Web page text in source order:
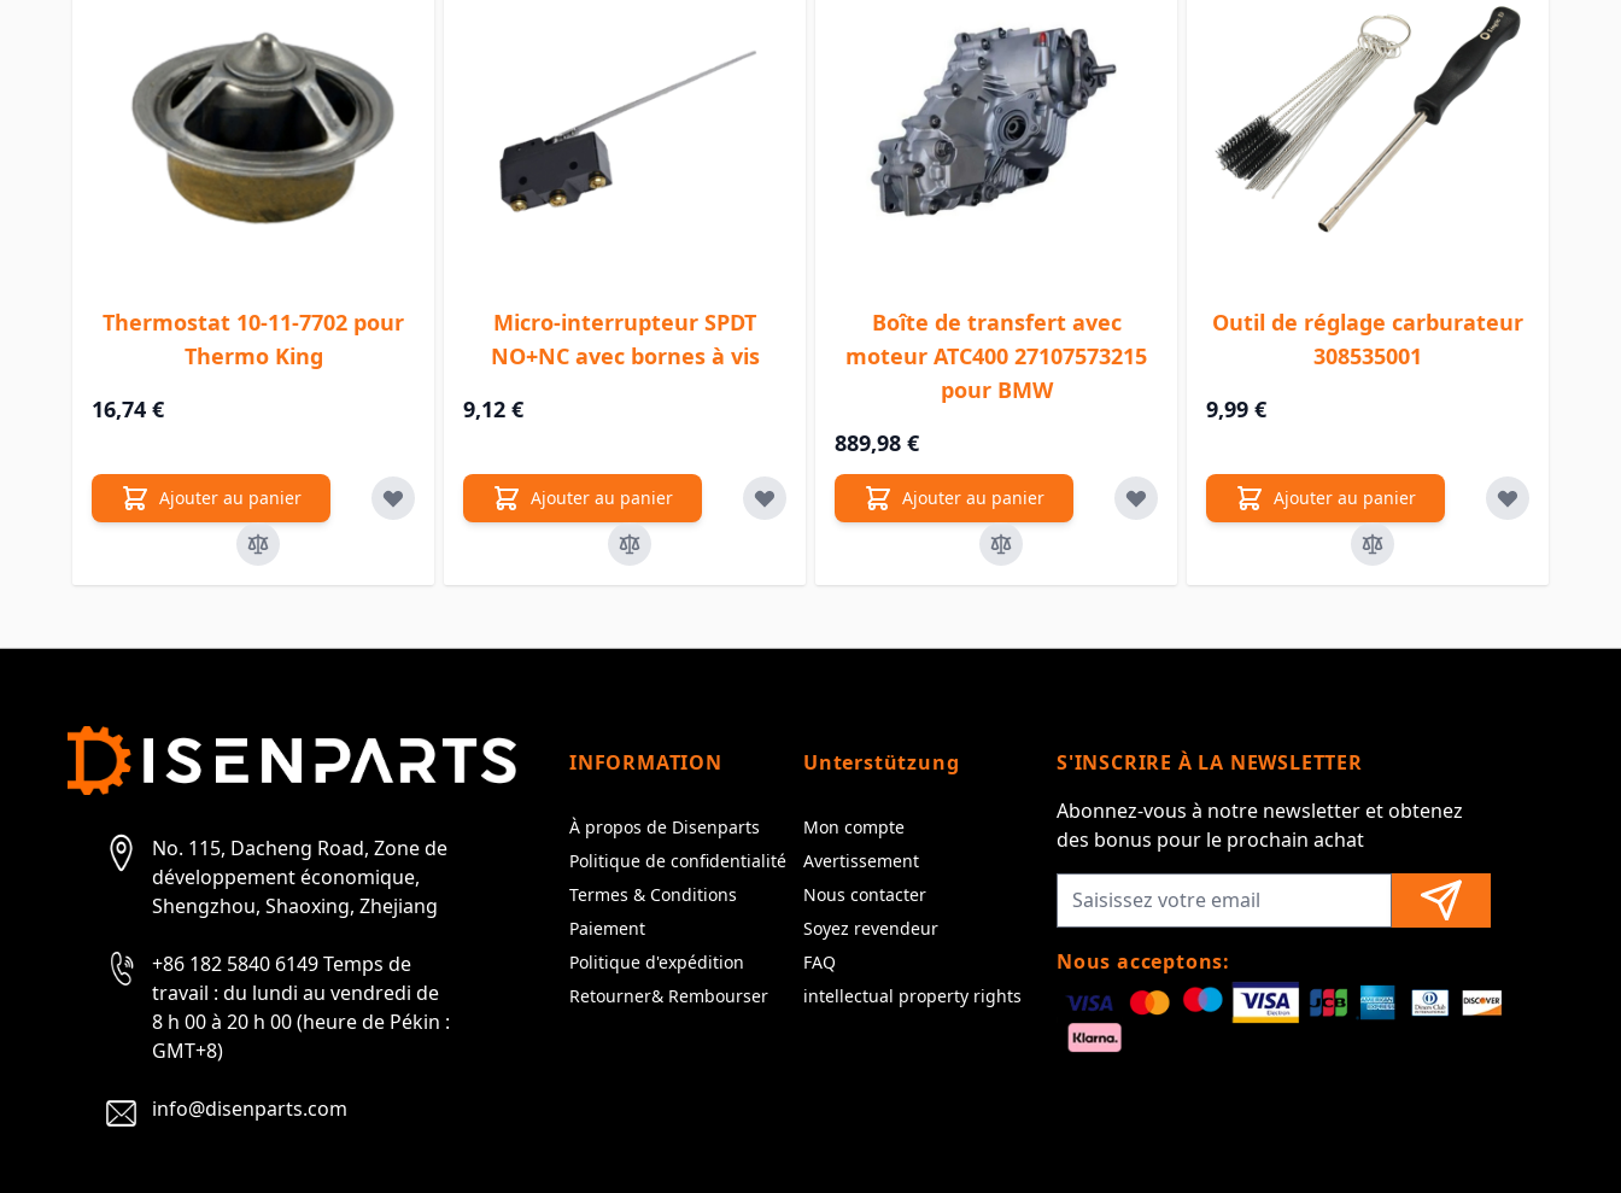
Thermostat 10-11-7702 pour
Thermo King
16,74 €
Ajouter au panier
Micro-interrupteur SPDT
NO+NC avec bornes à vis
9,12 €
Ajouter au panier
Boîte de transfert avec
moteur ATC400 27107573215
pour BMW
889,98 €
Ajouter au panier
Outil de réglage carburateur
308535001
9,99 €
Ajouter au panier
No. 115, Dacheng Road, Zone de
développement économique,
Shengzhou, Shaoxing, Zhejiang
+86 182 5840 6149 Temps de
travail : du lundi au vendredi de
8 h 00 à 20 h 00 (heure de Pékin :
GMT+8)
info@disenparts.com
INFORMATION
À propos de Disenparts
Politique de confidentialité
Termes & Conditions
Paiement
Politique d'expédition
Retourner& Rembourser
Unterstützung
Mon compte
Avertissement
Nous contacter
Soyez revendeur
FAQ
intellectual property rights
S'INSCRIRE À LA NEWSLETTER
Abonnez-vous à notre newsletter et obtenez
des bonus pour le prochain achat
Nous acceptons: